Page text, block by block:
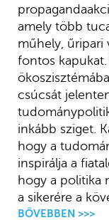
amely több
műhely, űripari
fontos
csúcsát
inkább sziget.
hogy a
inspirálja a
hogy a politika
a sikerére a
BŐVEBBEN >>>